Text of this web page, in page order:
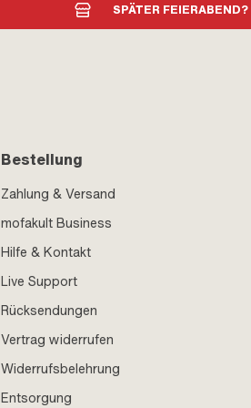
SPÄTER FEIERABEND?
Bestellung
Zahlung & Versand
mofakult Business
Hilfe & Kontakt
Live Support
Rücksendungen
Vertrag widerrufen
Widerrufsbelehrung
Entsorgung